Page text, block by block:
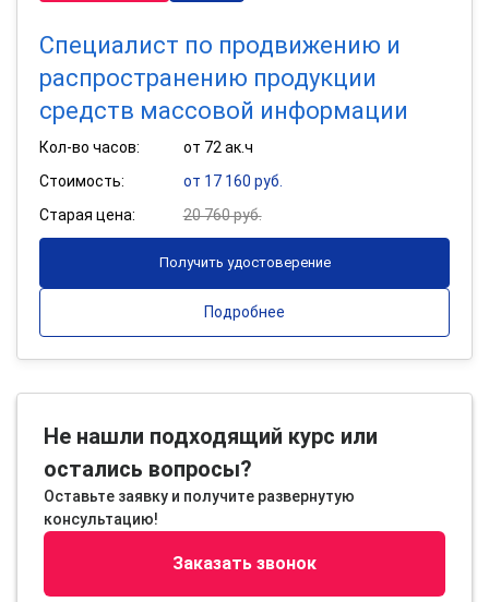
Специалист по продвижению и
распространению продукции
средств массовой информации
Кол-во часов:
от 72 ак.ч
Стоимость:
от 17 160 руб.
Старая цена:
20 760 руб.
Получить удостоверение
Подробнее
Не нашли подходящий курс или
остались вопросы?
Оставьте заявку и получите развернутую
консультацию!
Заказать звонок